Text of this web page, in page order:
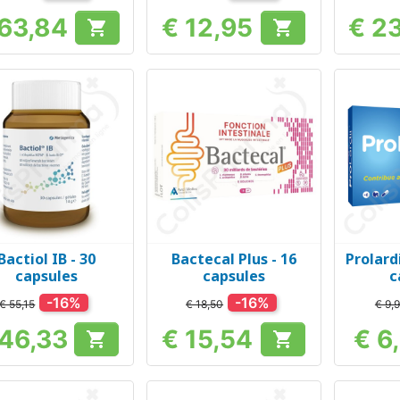
Prijs  Prijs
€ 12,95  €
Snel bekijken
IB - 30
capsules
€ 55,15 -16%
Prijs 
Snel bekijken
Bactecal Plus - 16
capsules
€ 18,50 -16%
Prijs
€ 15,54 

€
€